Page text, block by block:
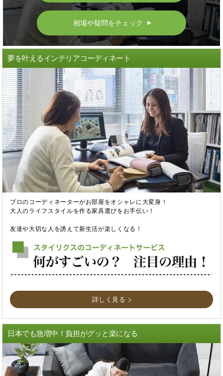
相場や疑問をチェック ▲
夢を叶えるインテリアコーディネート
プロのコーディネーターがお部屋をオシャレに大変身！
大人のライフスタイルを作る家具選びをお手伝い！
友達や大切な人を誘えて新生活が楽しくなる！
詳しく見る
日本でも急増中！負担がグッと楽になる